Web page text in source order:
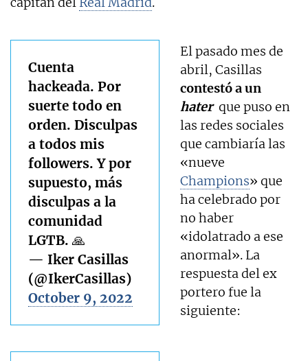
Cuenta
hackeada. Por
suerte todo en
orden. Disculpas
a todos mis
followers. Y por
supuesto, más
disculpas a la
comunidad
LGTB. 🙏
— Iker Casillas
(@IkerCasillas)
October 9, 2022
El pasado mes de
abril, Casillas
contestó a un
hater que puso en
las redes sociales
que cambiaría las
«nueve
Champions» que
ha celebrado por
no haber
«idolatrado a ese
anormal». La
respuesta del ex
portero fue la
siguiente: